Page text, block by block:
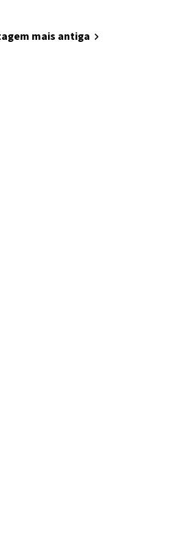
mais antiga chevron_right